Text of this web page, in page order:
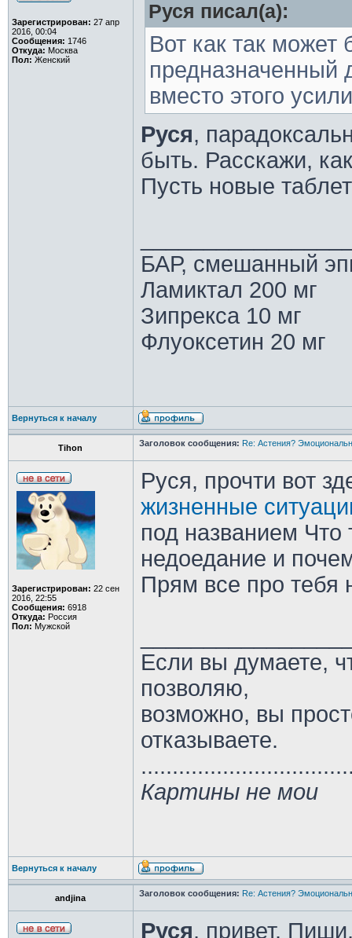
Зарегистрирован: 27 апр
2016, 00:04
Сообщения: 1746
Откуда: Москва
Пол: Женский
Руся писал(а):
Вот как так может
предназначенный
вместо этого
Руся,
быть. Расскажи,
Пусть новые
БАР, смешанный
Ламиктал 200 мг
Зипрекса 10 мг
Флуоксетин 20 мг
Вернуться к началу
Tihon Заголовок сообщения: Re: Астения?
Зарегистрирован: 22 сен
2016, 22:55
Сообщения: 6918
Откуда: Россия
Пол: Мужской
Руся, прочти вот
жизненные
под названием Что
недоедание и
Прям все про тебя
Если вы думаете,
позволяю,
возможно, вы
отказываете.
Картины не мои
Вернуться к началу
andjina Заголовок сообщения: Re: Астения?
Руся, привет.